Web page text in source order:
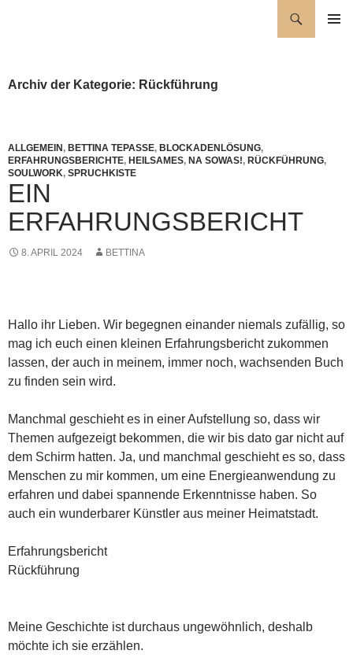
Archiv der Kategorie: Rückführung
ALLGEMEIN , BETTINA TEPASSE, BLOCKADENLÖSUNG,
ERFAHRUNGSBERICHTE, HEILSAMES, NA SOWAS!, RÜCKFÜHRUNG,
SOULWORK, SPRUCHKISTE
EIN
ERFAHRUNGSBERICHT
8. APRIL 2024 BETTINA
Hallo ihr Lieben. Wir begegnen einander niemals zufällig, so
mag ich euch einen kleinen Erfahrungsbericht zukommen
lassen, der auch in meinem, immer noch, wachsenden Buch
zu finden sein wird.
Manchmal geschieht es in einer Aufstellung so, dass wir
Themen aufgezeigt bekommen, die wir bis dato gar nicht auf
dem Schirm hatten. Ja, und manchmal geschieht es so, dass
Menschen zu mir kommen, um eine Energieanwendung zu
erfahren und dabei spannende Erkenntnisse haben. So
auch ein wunderbarer Künstler aus meiner Heimatstadt.
Erfahrungsbericht
Rückführung
Meine Geschichte ist durchaus ungewöhnlich, deshalb
möchte ich sie erzählen.